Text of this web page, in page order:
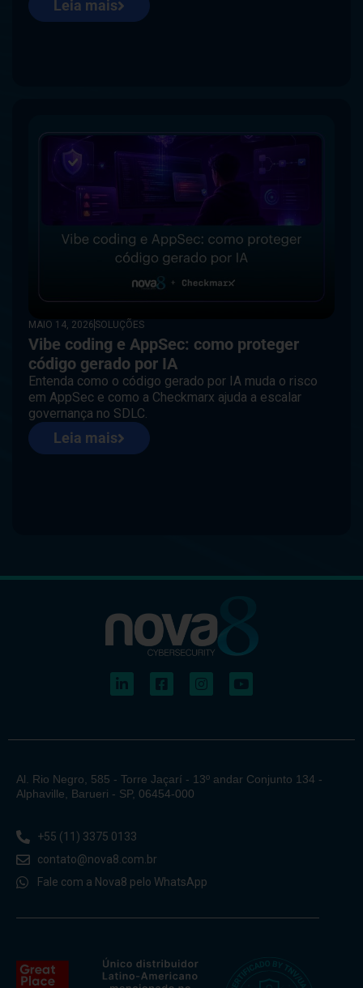
Leia mais
MAIO 14, 2026 SOLUÇÕES
Vibe coding e AppSec: como proteger
código gerado por IA
Entenda como o código gerado por IA muda o risco
em AppSec e como a Checkmarx ajuda a escalar
governança no SDLC.
Leia mais
Al. Rio Negro, 585 - Torre Jaçarí - 13º andar Conjunto 134 -
Alphaville, Barueri - SP, 06454-000
+55 (11) 3375 0133
contato@nova8.com.br
Fale com a Nova8 pelo WhatsApp